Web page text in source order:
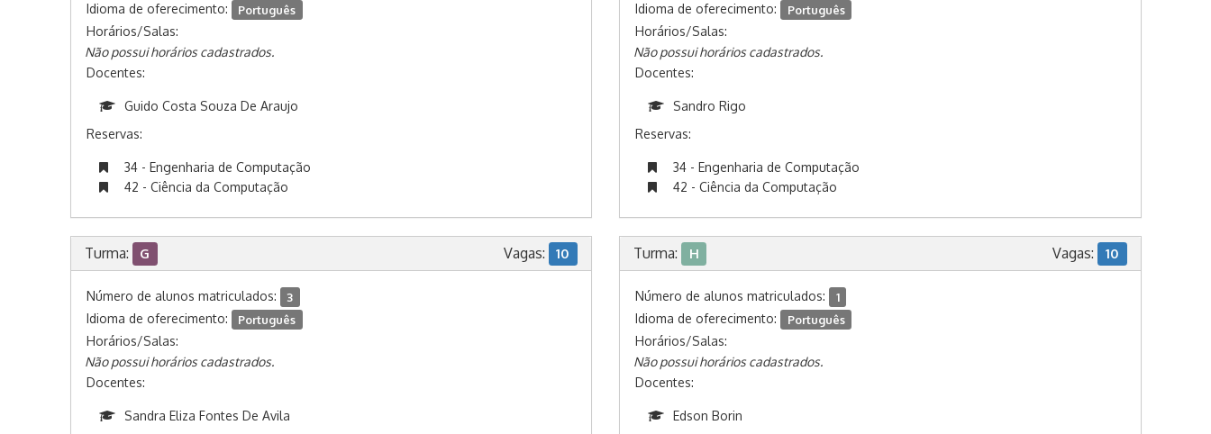
Idioma de oferecimento: Português
Horários/Salas:
Não possui horários cadastrados.
Docentes:
Guido Costa Souza De Araujo
Reservas:
34 - Engenharia de Computação
42 - Ciência da Computação
Idioma de oferecimento: Português
Horários/Salas:
Não possui horários cadastrados.
Docentes:
Sandro Rigo
Reservas:
34 - Engenharia de Computação
42 - Ciência da Computação
Turma: G Vagas: 10
Número de alunos matriculados: 3
Idioma de oferecimento: Português
Horários/Salas:
Não possui horários cadastrados.
Docentes:
Sandra Eliza Fontes De Avila
Turma: H Vagas: 10
Número de alunos matriculados: 1
Idioma de oferecimento: Português
Horários/Salas:
Não possui horários cadastrados.
Docentes:
Edson Borin